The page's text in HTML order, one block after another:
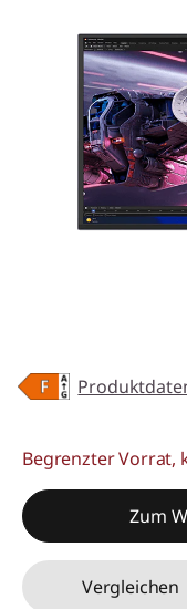
Begrenzter Vorrat,
Zum
Vergleichen